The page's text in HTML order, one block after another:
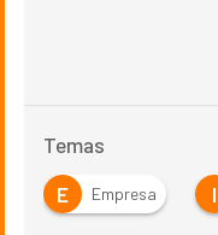
Temas
E Empresa I